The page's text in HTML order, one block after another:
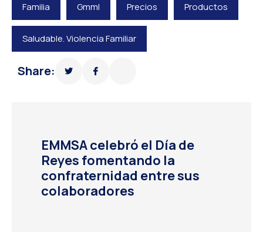
Familia Gmml Precios Productos
Saludable. Violencia Familiar
Share:
EMMSA celebró el Día de
Reyes fomentando la
confraternidad entre sus
colaboradores